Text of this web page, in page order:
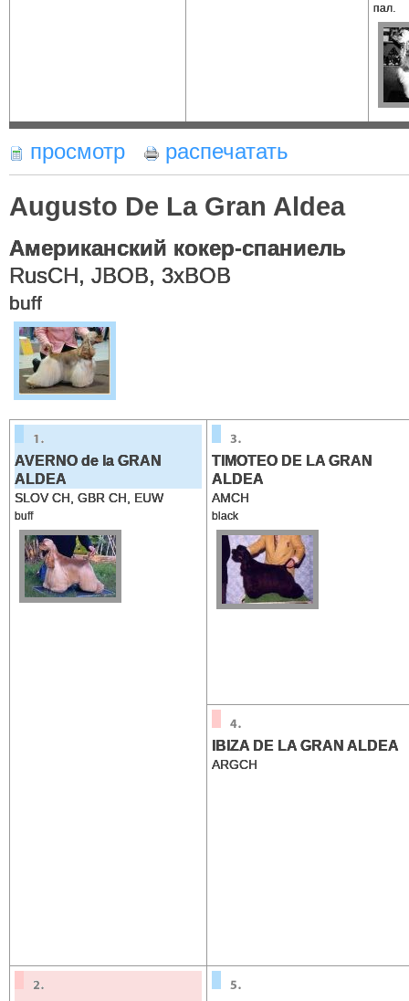
пал.
просмотр распечатать
Augusto De La Gran Aldea
Американский кокер-спаниель
RusCH, JBOB, 3xBOB
buff
AVERNO de la GRAN
ALDEA
SLOV CH, GBR CH, EUW
buff
TIMOTEO DE LA GRAN
ALDEA
AMCH
black
IBIZA DE LA GRAN ALDEA
ARGCH